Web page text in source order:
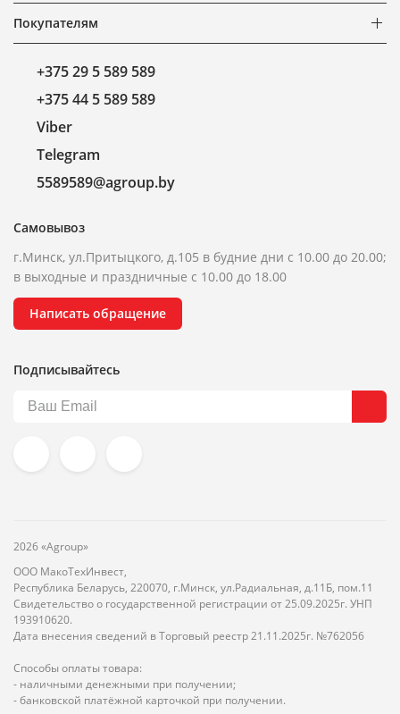
Покупателям
+375 29 5 589 589
+375 44 5 589 589
Viber
Telegram
5589589@agroup.by
Самовывоз
г.Минск, ул.Притыцкого, д.105 в будние дни с 10.00 до 20.00;
в выходные и праздничные с 10.00 до 18.00
Написать обращение
Подписывайтесь
2026 «Agroup»
ООО МакоТехИнвест,
Республика Беларусь, 220070, г.Минск, ул.Радиальная, д.11Б, пом.11
Свидетельство о государственной регистрации от 25.09.2025г. УНП
193910620.
Дата внесения сведений в Торговый реестр 21.11.2025г. №762056
Способы оплаты товара:
- наличными денежными при получении;
- банковской платёжной карточкой при получении.